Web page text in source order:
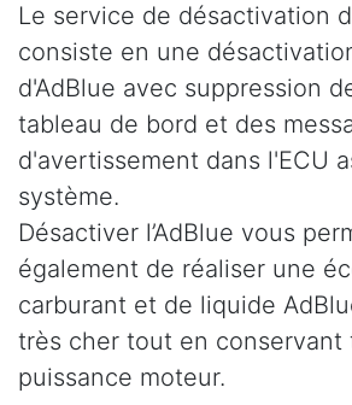
Le service de désactivation
consiste en une
d'AdBlue avec suppression
tableau de bord et des
d'avertissement dans l'ECU
système.
Désactiver l’AdBlue vous
également de réaliser une
carburant et de liquide
très cher tout en conservant
puissance moteur.